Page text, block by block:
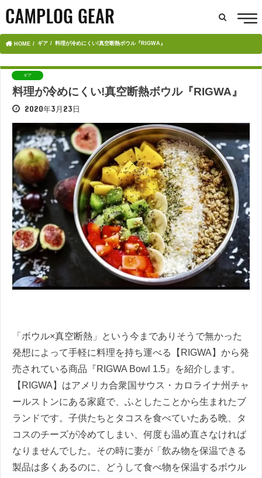
HOME ギア 料理が冷めにくい!真空断熱ボウル『RIGWA』
ギア
料理が冷めにくい!真空断熱ボウル『RIGWA』
2020年3月23日
「ボウル×真空断熱」という今までありそうで無かった
発想によって手軽に料理を持ち運べる【RIGWA】から発
売されている商品『RIGWA Bowl 1.5』を紹介します。
【RIGWA】はアメリカ合衆国サウス・カロライナ州チャ
ールストンにある家庭で、ふとしたことから生まれたブ
ランドです。子供たちとタコスを食べていたある晩、タ
コスのチーズが冷めてしまい、何度も温め直さなければ
なりませんでした。その時に妻が「飲み物を保温できる
製品は多くあるのに、どうして食べ物を保温するボウル